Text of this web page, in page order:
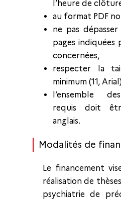
l’heure de
au format PDF
ne pas
pages indiquées
concernées,
respecter la
minimum (11,
l’ensemble
requis doit
anglais.
Modalités de
Le financement
réalisation de
psychiatrie de